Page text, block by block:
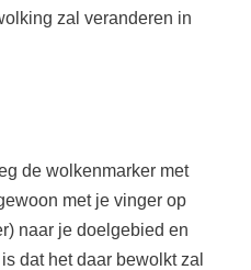
zal veranderen in
de wolkenmarker met
met je vinger op
naar je doelgebied en
dat het daar bewolkt zal